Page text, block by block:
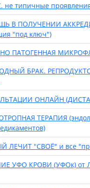
не типичные
В ПОЛУЧЕНИИ
"под ключ")
ПАТОГЕННАЯ
БРАК.
ОНЛАЙН
ТЕРАПИЯ
ЛЕЧИТ "СВОЁ" и все
УФО КРОВИ (УФОк) от